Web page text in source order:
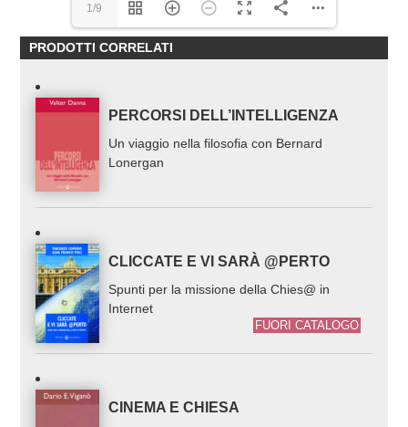
1/9
PRODOTTI CORRELATI
PERCORSI DELL’INTELLIGENZA
Un viaggio nella filosofia con Bernard
Lonergan
CLICCATE E VI SARÀ @PERTO
Spunti per la missione della Chies@ in
Internet
FUORI CATALOGO
CINEMA E CHIESA